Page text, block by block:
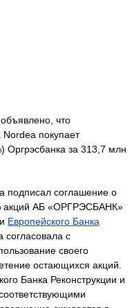
что
Nordea покупает
Оргрэсбанка за 313,7 млн
подписал соглашение о
акций АБ «ОРГРЭСБАНК»
Европейского Банка
согласовала с
своего
остающихся акций.
Банка Реконструкции и